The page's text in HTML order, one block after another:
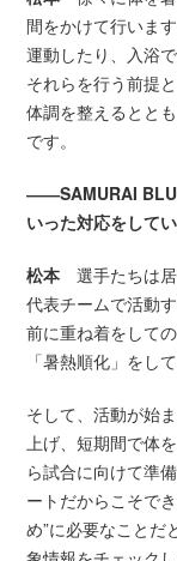
間をかけて行いま
運動したり、入浴
それらを行う前提
体調を整えるとと
です。
――SAMURAI
いった対応をしてい
松本 選手たちは
代表チームで活動
前に重ね着をして
「暑熱順化」をし
そして、活動が始
上げ、短期間で体
ら試合に向けて準
ートだからこそで
め”に必要なことだ